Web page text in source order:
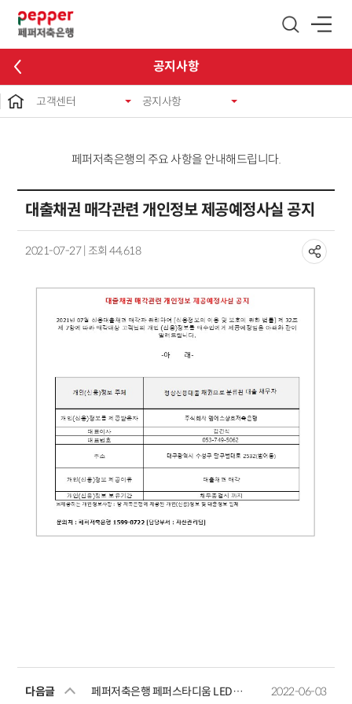
공지사항
고객센터 공지사항
페퍼저축은행의 주요 사항을 안내해드립니다.
대출채권 매각관련 개인정보 제공예정사실 공지
2021-07-27 | 조회 44,618
다음글 페퍼저축은행 페퍼스타디움 LED전광판 구축 입찰 공고 2022-06-03